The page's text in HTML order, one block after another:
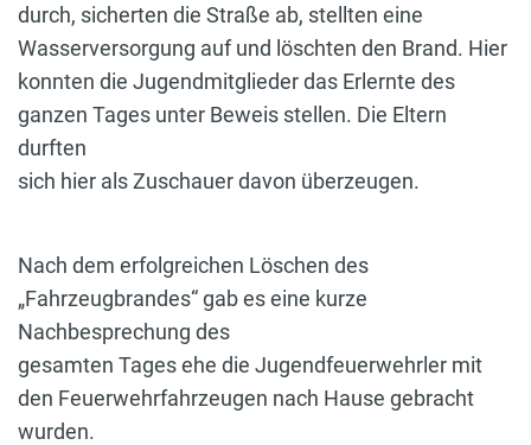
durch, sicherten die Straße ab, stellten eine
Wasserversorgung auf und löschten den Brand. Hier
konnten die Jugendmitglieder das Erlernte des
ganzen Tages unter Beweis stellen. Die Eltern
durften
sich hier als Zuschauer davon überzeugen.
Nach dem erfolgreichen Löschen des
„Fahrzeugbrandes“ gab es eine kurze
Nachbesprechung des
gesamten Tages ehe die Jugendfeuerwehrler mit
den Feuerwehrfahrzeugen nach Hause gebracht
wurden.